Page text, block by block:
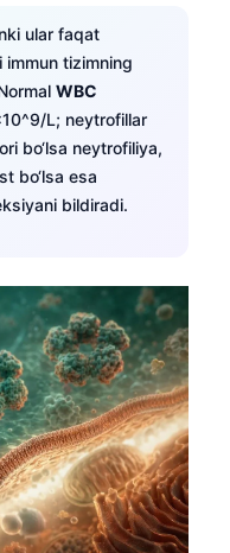
ular faqat
tizimning
WBC
L; neytrofillar
bo‘lsa neytrofiliya,
bo‘lsa esa
bildiradi.